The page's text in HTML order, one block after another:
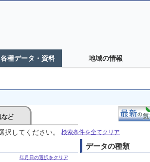
各種データ・資料 地域の情報
してください。 検索条件を全てクリア
年月日の選択をクリア
データの種類